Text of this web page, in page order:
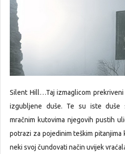
Silent Hill…Taj izmaglicom
izgubljene duše. Te su iste duše
mračnim kutovima njegovih pustih
potrazi za pojedinim teškim pitanjima
neki svoj čundovati način uvijek